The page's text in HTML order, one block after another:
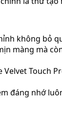
không bỏ
màng mà
Touch
đáng nhớ